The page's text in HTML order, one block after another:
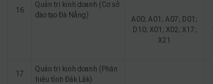
16
Quản trị kinh doanh (Cơ sở
đào tạo Đà Nẵng)
A00; A01; A07; D01;
D10; X01; X02; X17;
X21
17
Quản trị kinh doanh (Phân
hiệu tỉnh Đắk Lắk)